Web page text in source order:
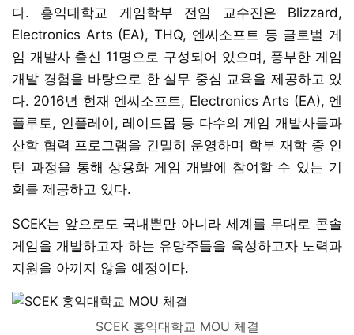
다. 홍익대학교 게임학부 전임 교수진은 Blizzard,
Electronics Arts (EA), THQ, 엔씨소프트 등 글로벌 게
임 개발사 출신 11명으로 구성되어 있으며, 풍부한 게임
개발 경험을 바탕으로 한 실무 중심 교육을 제공하고 있
다. 2016년 현재 엔씨소프트, Electronics Arts (EA), 엔
플루토, 인플레이, 레이드몹 등 다수의 게임 개발사들과
산학 협력 프로그램을 긴밀히 운영하며 학부 재학 중 인
턴 과정을 통해 상용화 게임 개발에 참여할 수 있는 기
회를 제공하고 있다.
SCEK는 앞으로도 국내뿐만 아니라 세계를 무대로 콘솔
게임을 개발하고자 하는 유망주들을 육성하고자 노력과
지원을 아끼지 않을 예정이다.​
SCEK 홍익대학교 MOU 체결